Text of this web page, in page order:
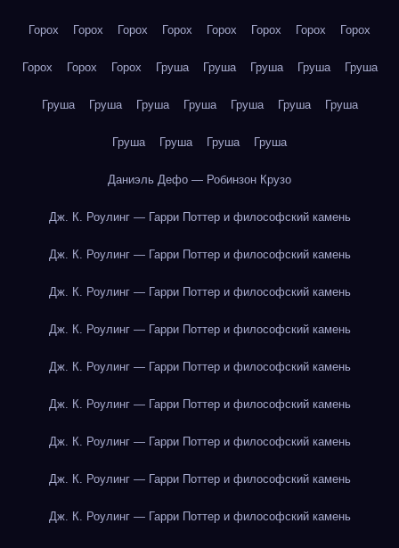
Горох Горох Горох Горох Горох Горох Горох Горох
Горох Горох Горох Груша Груша Груша Груша Груша
Груша Груша Груша Груша Груша Груша Груша
Груша Груша Груша Груша
Даниэль Дефо — Робинзон Крузо
Дж. К. Роулинг — Гарри Поттер и философский камень
Дж. К. Роулинг — Гарри Поттер и философский камень
Дж. К. Роулинг — Гарри Поттер и философский камень
Дж. К. Роулинг — Гарри Поттер и философский камень
Дж. К. Роулинг — Гарри Поттер и философский камень
Дж. К. Роулинг — Гарри Поттер и философский камень
Дж. К. Роулинг — Гарри Поттер и философский камень
Дж. К. Роулинг — Гарри Поттер и философский камень
Дж. К. Роулинг — Гарри Поттер и философский камень